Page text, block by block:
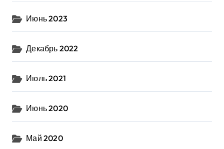
Июнь 2023
Декабрь 2022
Июль 2021
Июнь 2020
Май 2020